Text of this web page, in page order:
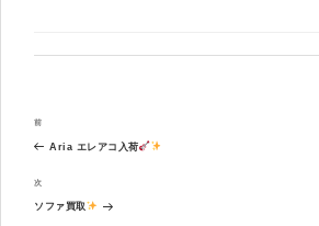
稿
ナ
ゲ
ー
過
去
投
稿
前
Aria エレアコ入荷
次
の
次
ソファ買取